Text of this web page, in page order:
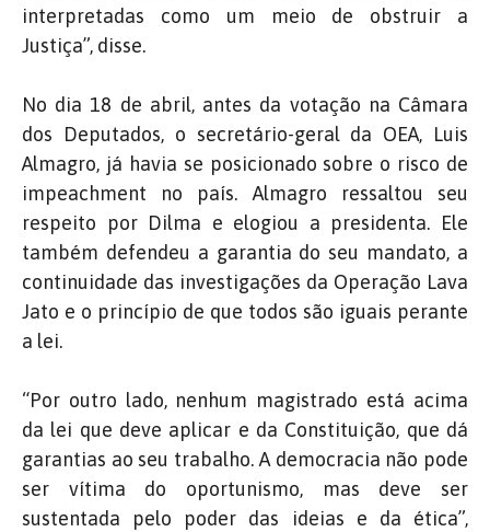
interpretadas como um meio de obstruir a
Justiça”, disse.
No dia 18 de abril, antes da votação na Câmara
dos Deputados, o secretário-geral da OEA, Luis
Almagro, já havia se posicionado sobre o risco de
impeachment no país. Almagro ressaltou seu
respeito por Dilma e elogiou a presidenta. Ele
também defendeu a garantia do seu mandato, a
continuidade das investigações da Operação Lava
Jato e o princípio de que todos são iguais perante
a lei.
“Por outro lado, nenhum magistrado está acima
da lei que deve aplicar e da Constituição, que dá
garantias ao seu trabalho. A democracia não pode
ser vítima do oportunismo, mas deve ser
sustentada pelo poder das ideias e da ética”,